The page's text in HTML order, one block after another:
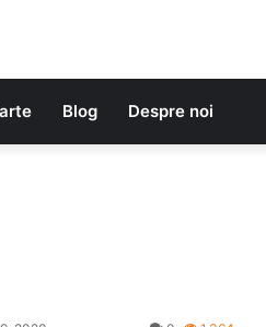
Blog Despre noi